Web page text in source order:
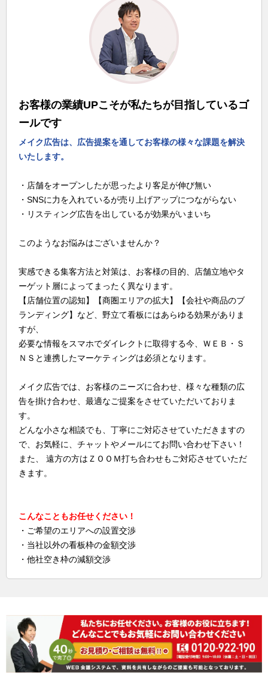
お客様の業績UPこそが私たちが目指しているゴ
ールです
メイク広告は、広告提案を通してお客様の様々な課題を解決
いたします。
・店舗をオープンしたが思ったより客足が伸び無い
・SNSに力を入れているが売り上げアップにつながらない
・リスティング広告を出しているが効果がいまいち
このようなお悩みはございませんか？
実感できる集客方法と対策は、お客様の目的、店舗立地やタ
ーゲット層によってまったく異なります。
【店舗位置の認知】【商圏エリアの拡大】【会社や商品のブ
ランディング】など、野立て看板にはあらゆる効果がありま
すが、
必要な情報をスマホでダイレクトに取得する今、ＷＥＢ・Ｓ
ＮＳと連携したマーケティングは必須となります。
メイク広告では、お客様のニーズに合わせ、様々な種類の広
告を掛け合わせ、最適なご提案をさせていただいておりま
す。
どんな小さな相談でも、丁寧にご対応させていただきますの
で、お気軽に、チャットやメールにてお問い合わせ下さい！
また、 遠方の方はＺＯＯＭ打ち合わせもご対応させていただ
きます。
こんなこともお任せください！
・ご希望のエリアへの設置交渉
・当社以外の看板枠の金額交渉
・他社空き枠の減額交渉